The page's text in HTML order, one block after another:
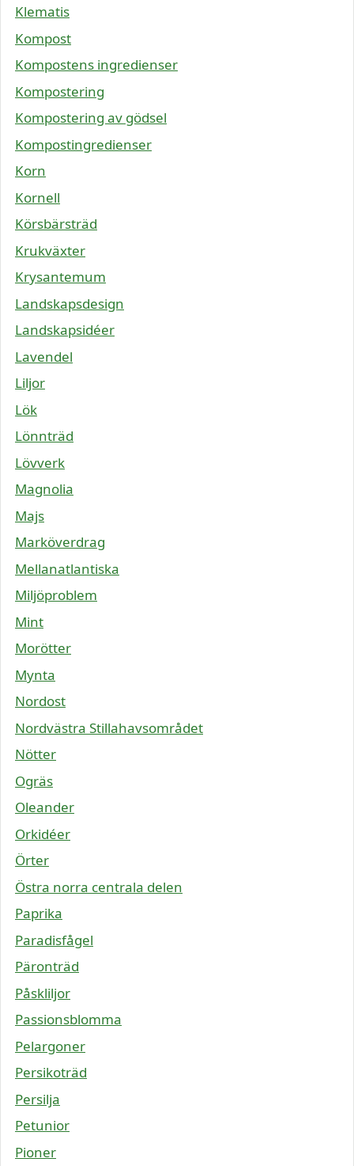
Klematis
Kompost
Kompostens ingredienser
Kompostering
Kompostering av gödsel
Kompostingredienser
Korn
Kornell
Körsbärsträd
Krukväxter
Krysantemum
Landskapsdesign
Landskapsidéer
Lavendel
Liljor
Lök
Lönnträd
Lövverk
Magnolia
Majs
Marköverdrag
Mellanatlantiska
Miljöproblem
Mint
Morötter
Mynta
Nordost
Nordvästra Stillahavsområdet
Nötter
Ogräs
Oleander
Orkidéer
Örter
Östra norra centrala delen
Paprika
Paradisfågel
Päronträd
Påskliljor
Passionsblomma
Pelargoner
Persikoträd
Persilja
Petunior
Pioner